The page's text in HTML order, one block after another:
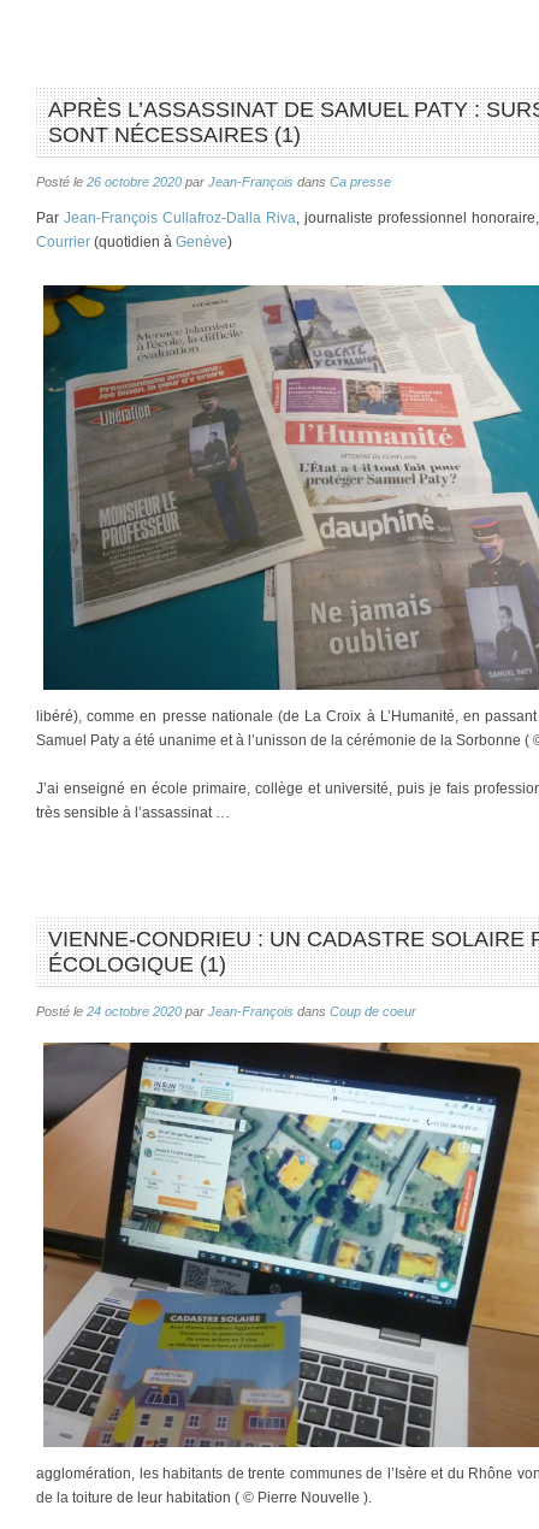
APRÈS L’ASSASSINAT DE SAMUEL PATY :
SONT NÉCESSAIRES (1)
Posté le 26 octobre 2020 par Jean-François dans Ca presse
Par Jean-François Cullafroz-Dalla Riva, journaliste professionnel
Courrier (quotidien à Genève)
libéré), comme en presse nationale (de La Croix à L’Humanité, en
Samuel Paty a été unanime et à l’unisson de la cérémonie de la Sorbonne (
J’ai enseigné en école primaire, collège et université, puis je fais
très sensible à l’assassinat …
VIENNE-CONDRIEU : UN CADASTRE SOLAIRE
ÉCOLOGIQUE (1)
Posté le 24 octobre 2020 par Jean-François dans Coup de coeur
agglomération, les habitants de trente communes de l’Isère et du Rhône
de la toiture de leur habitation ( © Pierre Nouvelle ).